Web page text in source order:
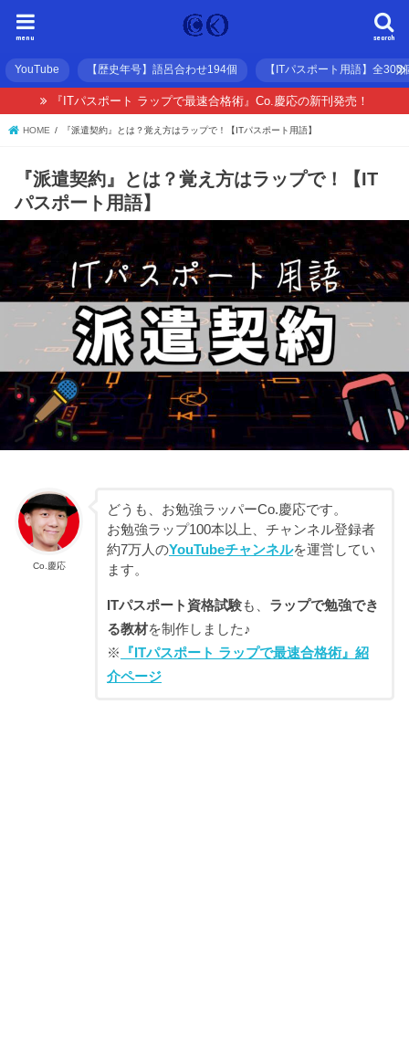
search
menu
YouTube 【歴史年号】語呂合わせ194個 【ITパスポート用語】全300
『ITパスポート ラップで最速合格術』Co.慶応の新刊発売！
HOME 『派遣契約』とは？覚え方はラップで！【ITパスポート用語】
『派遣契約』とは？覚え方はラップで！【IT
パスポート用語】
Co.慶応
どうも、お勉強ラッパーCo.慶応です。
お勉強ラップ100本以上、チャンネル登録者
約7万人のYouTubeチャンネルを運営してい
ます。
ITパスポート資格試験も、 ラップで勉強でき
る教材を制作しました♪
※
『ITパスポート ラップで最速合格術』紹
介ページ